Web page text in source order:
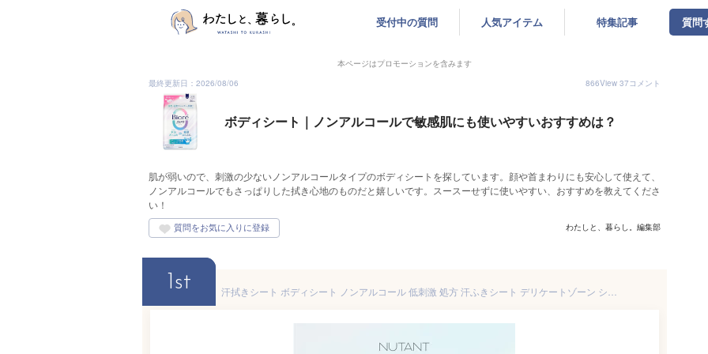
受付中の質問 人気アイテム 特集記事 質問
本ページはプロモーションを含みます
最終更新日：2026/08/06
866View 37コメント
ボディシート｜ノンアルコールで敏感肌にも使いやすいおすすめは？
肌が弱いので、刺激の少ないノンアルコールタイプのボディシートを探しています。顔や首まわりにも安心して使えて、
ノンアルコールでもさっぱりした拭き心地のものだと嬉しいです。スースーせずに使いやすい、おすすめを教えてくださ
い！
わたしと、暮らし。編集部
1st